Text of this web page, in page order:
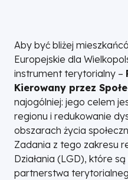
Aby być bliżej
Europejskie dla
instrument terytorialny –
Kierowany przez
najogólniej: jego celem
regionu i redukowanie
obszarach życia
Zadania z tego zakresu
Działania (LGD), które
partnerstwa